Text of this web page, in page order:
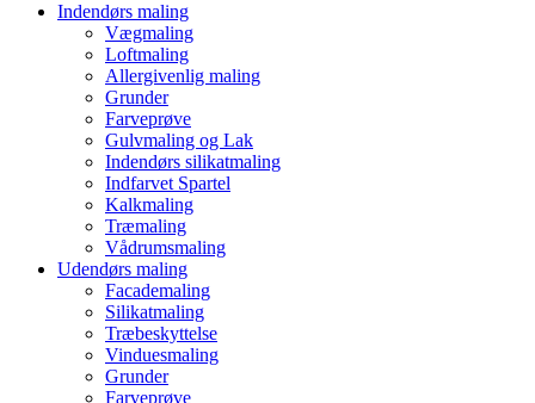
Indendørs maling
Vægmaling
Loftmaling
Allergivenlig maling
Grunder
Farveprøve
Gulvmaling og Lak
Indendørs silikatmaling
Indfarvet Spartel
Kalkmaling
Træmaling
Vådrumsmaling
Udendørs maling
Facademaling
Silikatmaling
Træbeskyttelse
Vinduesmaling
Grunder
Farveprøve